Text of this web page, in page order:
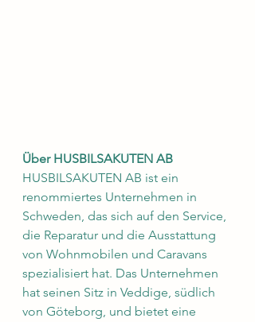
Über HUSBILSAKUTEN AB
HUSBILSAKUTEN AB ist ein
renommiertes Unternehmen in
Schweden, das sich auf den Service,
die Reparatur und die Ausstattung
von Wohnmobilen und Caravans
spezialisiert hat. Das Unternehmen
hat seinen Sitz in Veddige, südlich
von Göteborg, und bietet eine